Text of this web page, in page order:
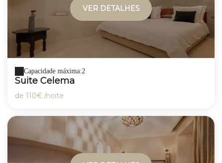
VER DETALHES
Capacidade máxima:2
Suite Celema
de 110€ /noite